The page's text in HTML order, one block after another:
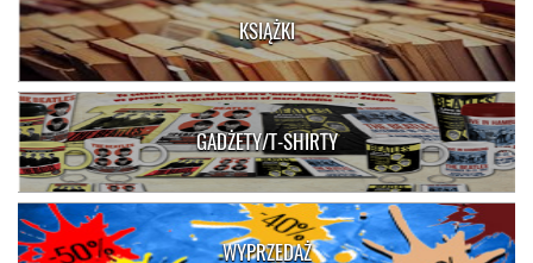
KSIĄŻKI
GADŻETY/T-SHIRTY
WYPRZEDAŻ